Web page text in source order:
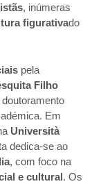
, inúmeras
figurativado
pela
Filho
Em
Università
dedica-se ao
, com foco na
e cultural. Os